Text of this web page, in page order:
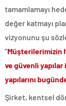
tamamlamayı
değer katmayı
vizyonunu şu
“Müşterilerimizin
ve güvenli
yapılarını
Şirket, kentsel